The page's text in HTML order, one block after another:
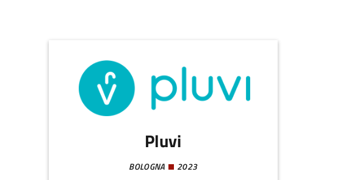
Pluvi
BOLOGNA 2023